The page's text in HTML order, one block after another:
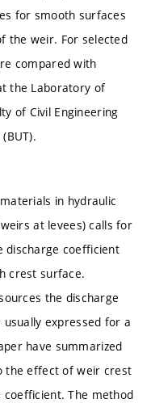
for smooth surfaces
the weir. For selected
compared with
the Laboratory of
of Civil Engineering
in hydraulic
at levees) calls for
discharge coefficient
crest surface.
the discharge
expressed for a
have summarized
the effect of weir crest
The method